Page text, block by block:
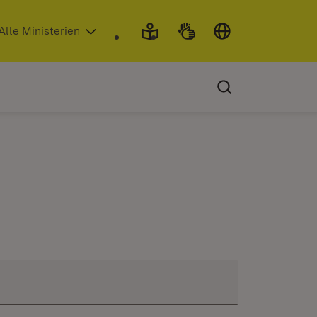
neuem Fenster)
Ministerien